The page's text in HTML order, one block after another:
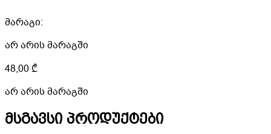
მარაგი:
არ არის მარაგში
48,00₾
არ არის მარაგში
მსგავსი პროდუქტები